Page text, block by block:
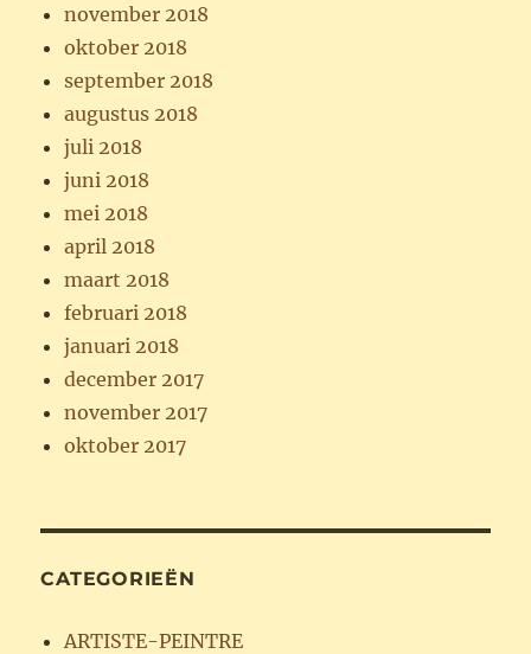
november 2018
oktober 2018
september 2018
augustus 2018
juli 2018
juni 2018
mei 2018
april 2018
maart 2018
februari 2018
januari 2018
december 2017
november 2017
oktober 2017
CATEGORIEËN
ARTISTE-PEINTRE